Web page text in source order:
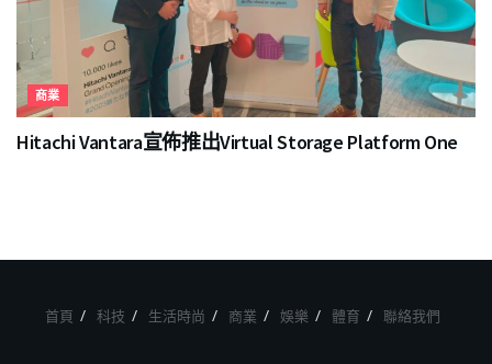
商業
Hitachi Vantara宣佈推出Virtual Storage Platform One
首頁 科技 生活時尚 商業 娛樂 體育 聯絡我們